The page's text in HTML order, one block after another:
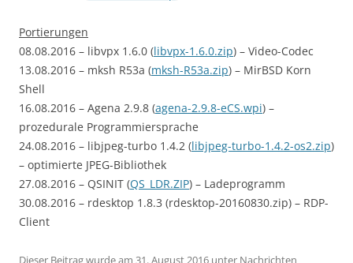
Portierungen
08.08.2016 – libvpx 1.6.0 (libvpx-1.6.0.zip) – Video-Codec
13.08.2016 – mksh R53a (mksh-R53a.zip) – MirBSD Korn
Shell
16.08.2016 – Agena 2.9.8 (agena-2.9.8-eCS.wpi) –
prozedurale Programmiersprache
24.08.2016 – libjpeg-turbo 1.4.2 (libjpeg-turbo-1.4.2-os2.zip)
– optimierte JPEG-Bibliothek
27.08.2016 – QSINIT (QS_LDR.ZIP) – Ladeprogramm
30.08.2016 – rdesktop 1.8.3 (rdesktop-20160830.zip) – RDP-
Client
Dieser Beitrag wurde am 31. August 2016 unter Nachrichten